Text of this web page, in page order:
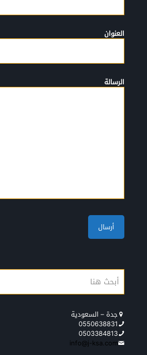
العنوان
الرسالة
جدة – السعودية
0550638831
0503384813
info@j-ksa.com